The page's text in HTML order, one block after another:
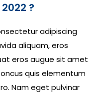
?
adipiscing
aliquam, eros
eros augue sit amet
quis elementum
Nam eget pulvinar